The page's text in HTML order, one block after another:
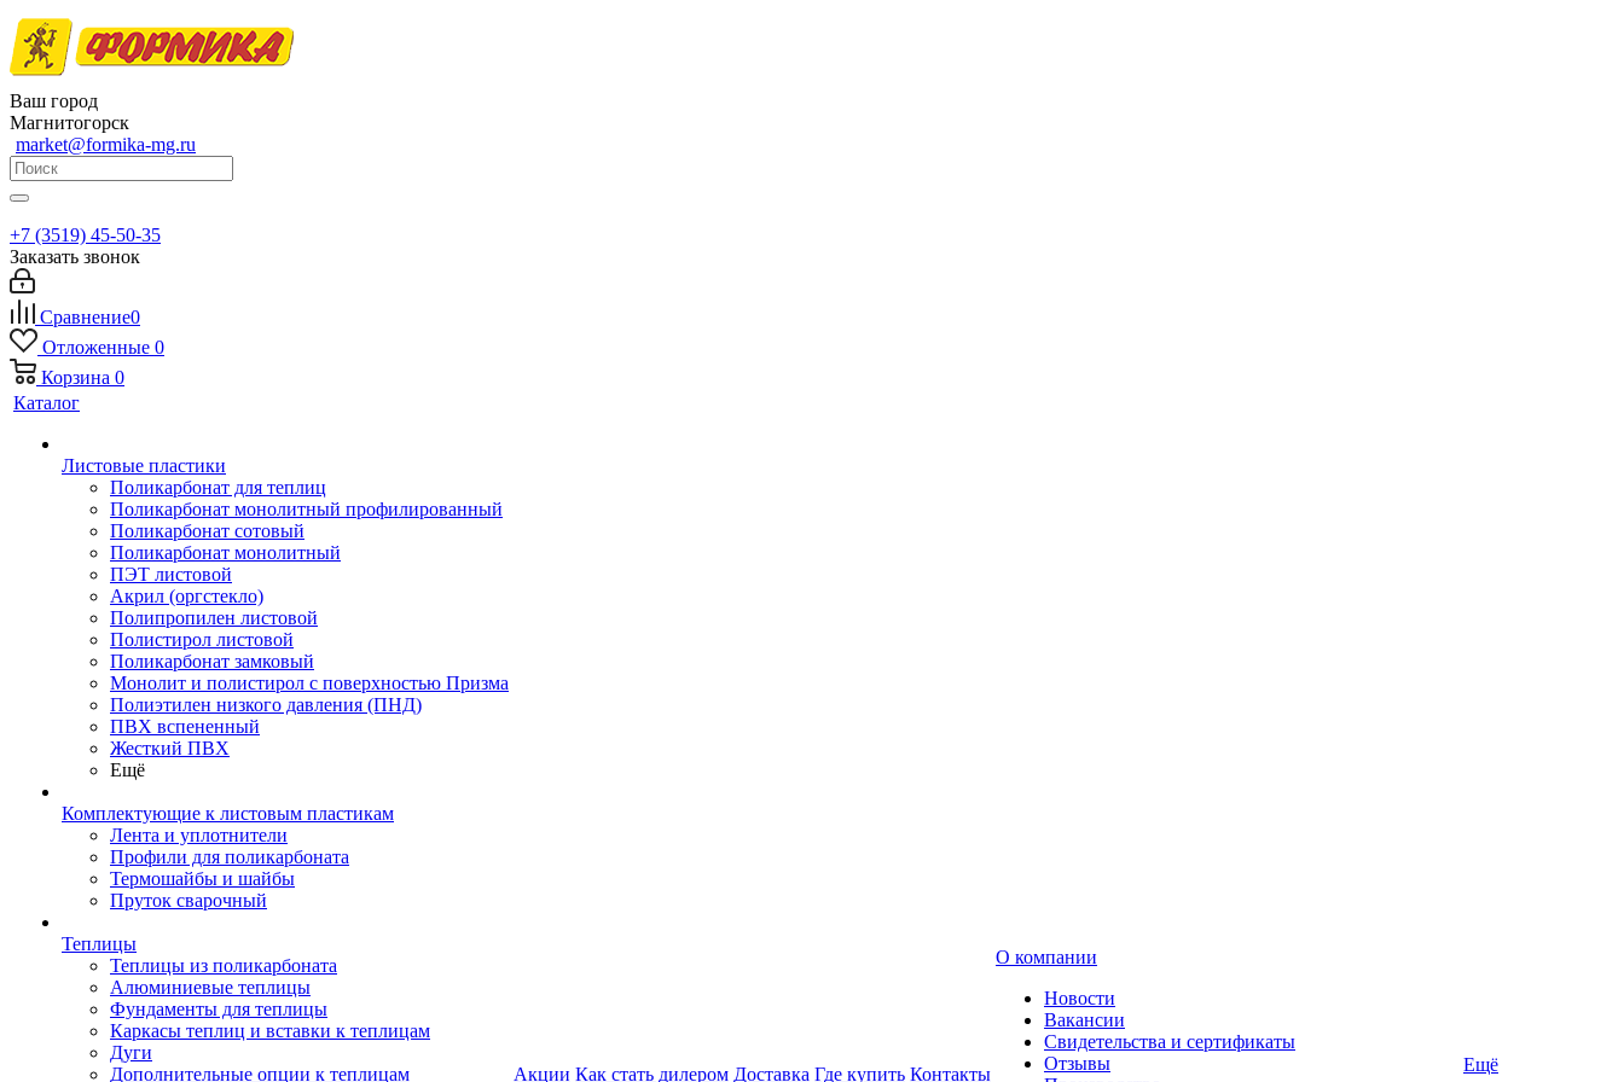
Ваш город
Магнитогорск
market@formika-mg.ru
+7 (3519) 45-50-35
Заказать звонок
Сравнение0
Отложенные 0
Корзина 0
Каталог
Листовые пластики
Поликарбонат для теплиц
Поликарбонат монолитный профилированный
Поликарбонат сотовый
Поликарбонат монолитный
ПЭТ листовой
Акрил (оргстекло)
Полипропилен листовой
Полистирол листовой
Поликарбонат замковый
Монолит и полистирол с поверхностью Призма
Полиэтилен низкого давления (ПНД)
ПВХ вспененный
Жесткий ПВХ
Ещё
Комплектующие к листовым пластикам
Лента и уплотнители
Профили для поликарбоната
Термошайбы и шайбы
Пруток сварочный
Теплицы
Теплицы из поликарбоната
Алюминиевые теплицы
Фундаменты для теплицы
Каркасы теплиц и вставки к теплицам
Дуги
Дополнительные опции к теплицам
Акции Как стать дилером Доставка Где купить Контакты
О компании
Новости
Вакансии
Свидетельства и сертификаты
Отзывы
Ещё